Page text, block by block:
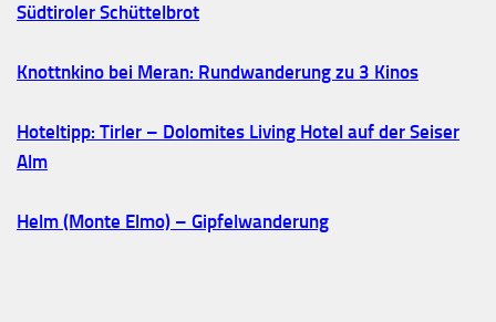
Südtiroler Schüttelbrot
Knottnkino bei Meran: Rundwanderung zu 3 Kinos
Hoteltipp: Tirler – Dolomites Living Hotel auf der Seiser
Alm
Helm (Monte Elmo) – Gipfelwanderung